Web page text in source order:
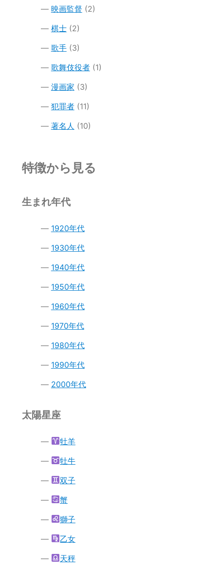
映画監督 (2)
棋士(2)
歌手(3)
歌舞伎役者(1)
漫画家 (3)
犯罪者(11)
著名人 (10)
特徴から見る
生まれ年代
1920年代
1930年代
1940年代
1950年代
1960年代
1970年代
1980年代
1990年代
2000年代
太陽星座
牡羊
牡牛
双子
蟹
獅子
乙女
天秤